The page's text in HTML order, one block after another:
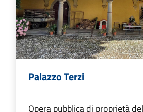
Palazzo Terzi
Opera pubblica di proprietà